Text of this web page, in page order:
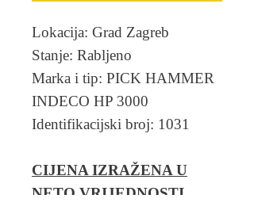
Lokacija: Grad Zagreb
Stanje: Rabljeno
Marka i tip: PICK HAMMER
INDECO HP 3000
Identifikacijski broj: 1031
CIJENA IZRAŽENA U
NETO VRIJEDNOSTI